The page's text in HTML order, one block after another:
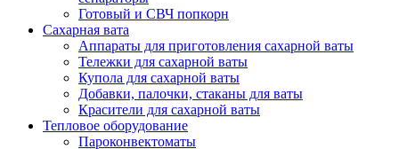
Готовый и СВЧ попкорн
Сахарная вата
Аппараты для приготовления сахарной ваты
Тележки для сахарной ваты
Купола для сахарной ваты
Добавки, палочки, стаканы для ваты
Красители для сахарной ваты
Тепловое оборудование
Пароконвектоматы